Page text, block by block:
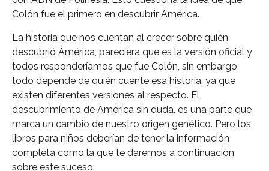
Colón fue el primero en descubrir América.
La historia que nos cuentan al crecer sobre quién
descubrió América, pareciera que es la versión oficial y
todos responderíamos que fue Colón, sin embargo
todo depende de quién cuente esa historia, ya que
existen diferentes versiones al respecto. El
descubrimiento de América sin duda, es una parte que
marca un cambio de nuestro origen genético. Pero los
libros para niños deberían de tener la información
completa como la que te daremos a continuación
sobre este suceso.